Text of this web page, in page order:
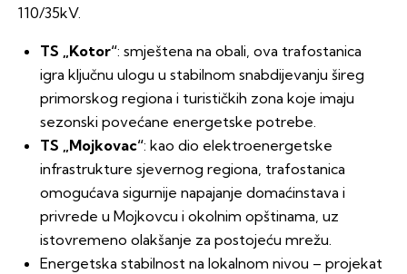
110/35kV.
TS „Kotor“: smještena na obali, ova trafostanica
igra ključnu ulogu u stabilnom snabdijevanju šireg
primorskog regiona i turističkih zona koje imaju
sezonski povećane energetske potrebe.
TS „Mojkovac“: kao dio elektroenergetske
infrastrukture sjevernog regiona, trafostanica
omogućava sigurnije napajanje domaćinstava i
privrede u Mojkovcu i okolnim opštinama, uz
istovremeno olakšanje za postojeću mrežu.
Energetska stabilnost na lokalnom nivou – projekat